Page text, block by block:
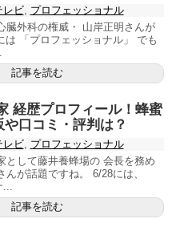
レビ, プロフェッショナル
臓外科の権威・ 山岸正明さんが
は 「プロフェッショナル」 でも
記事を読む
経歴プロフィール！蜂蜜
口コミ・評判は？
レビ, プロフェッショナル
として藤井養蜂場の 会長を務め
が話題ですね。 6/28には、
...
記事を読む